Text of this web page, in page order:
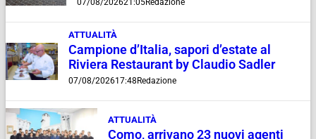
07/08/202621:05Redazione
ATTUALITÀ
Campione d’Italia, sapori d’estate al
Riviera Restaurant by Claudio Sadler
07/08/202617:48 Redazione
ATTUALITÀ
Como, arrivano 23 nuovi agenti